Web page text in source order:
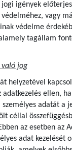
igények
vagy
védelme
tagállam
való jog
helyzetével
ellen,
adatát a
céllal
az esetben az
adat kezelését